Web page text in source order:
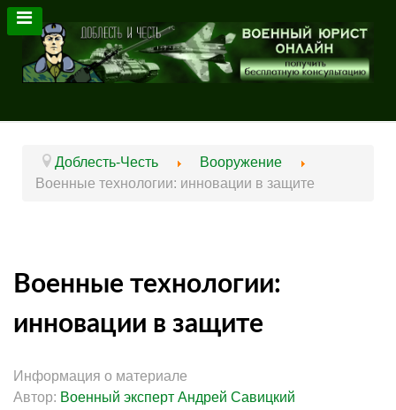
Доблесть-Честь
Вооружение
Военные технологии: инновации в защите
Военные технологии:
инновации в защите
Информация о материале
Автор: Военный эксперт Андрей Савицкий